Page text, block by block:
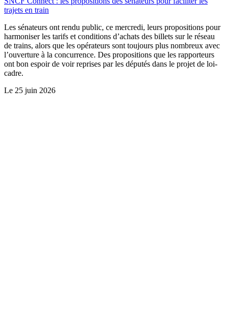
trajets en train
Les sénateurs ont rendu public, ce mercredi, leurs propositions pour
harmoniser les tarifs et conditions d’achats des billets sur le réseau
de trains, alors que les opérateurs sont toujours plus nombreux avec
l’ouverture à la concurrence. Des propositions que les rapporteurs
ont bon espoir de voir reprises par les députés dans le projet de loi-
cadre.
Le 25 juin 2026